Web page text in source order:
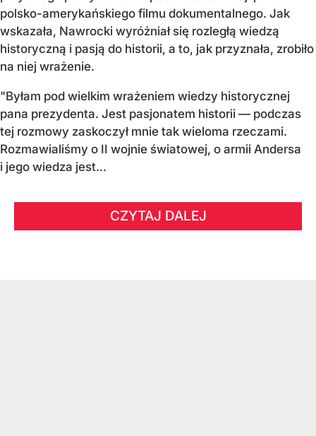
polsko-amerykańskiego filmu dokumentalnego. Jak
wskazała, Nawrocki wyróżniał się rozległą wiedzą
historyczną i pasją do historii, a to, jak przyznała, zrobiło
na niej wrażenie.
"Byłam pod wielkim wrażeniem wiedzy historycznej
pana prezydenta. Jest pasjonatem historii — podczas
tej rozmowy zaskoczył mnie tak wieloma rzeczami.
Rozmawialiśmy o II wojnie światowej, o armii Andersa
i jego wiedza jest...
CZYTAJ DALEJ